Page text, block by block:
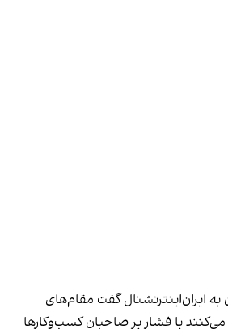
به ایران‌اینترنشنال گفت مقام‌های
با فشار بر صاحبان کسب‌وکارها